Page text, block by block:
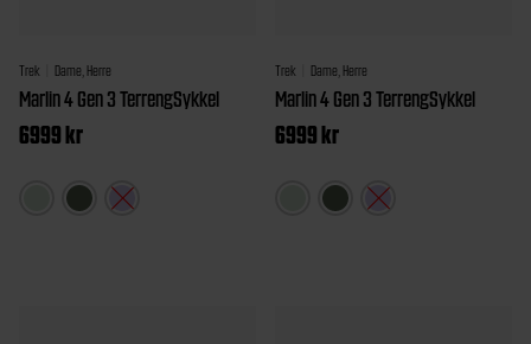
Trek Dame, Herre
Marlin 4 Gen 3 TerrengSykkel
6999kr
Trek Dame, Herre
Marlin 4 Gen 3 TerrengSykkel
6999kr